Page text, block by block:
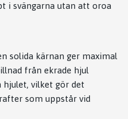
i svängarna utan att oroa
solida kärnan ger maximal
från ekrade hjul
vilket gör det
som uppstår vid